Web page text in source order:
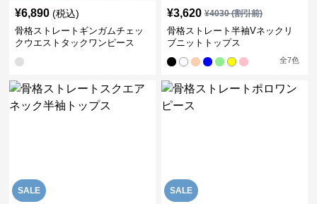
¥6,890 (税込)
骨格ストレートギンガムチェッ
クウエストタックワンピース
¥3,620 ¥4030(割引前)
骨格ストレート半袖Vネックリ
ブニットトップス
全7色
SALE SALE